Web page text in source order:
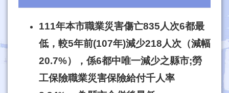
111年本市職業災害傷亡835人次6都最
低，較5年前(107年)減少218人次（減幅
20.7%），係6都中唯一減少之縣市;勞
工保險職業災害保險給付千人率